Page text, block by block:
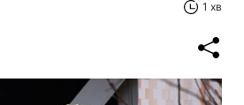
1 хв